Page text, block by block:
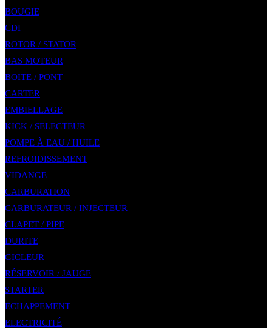
BOUGIE
CDI
ROTOR / STATOR
BAS MOTEUR
BOITE / PONT
CARTER
EMBIELLAGE
KICK / SELECTEUR
POMPE À EAU / HUILE
REFROIDISSEMENT
VIDANGE
CARBURATION
CARBURATEUR / INJECTEUR
CLAPET / PIPE
DURITE
GICLEUR
RÉSERVOIR / JAUGE
STARTER
ECHAPPEMENT
ELECTRICITÉ